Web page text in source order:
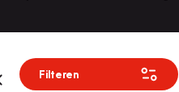
Filteren